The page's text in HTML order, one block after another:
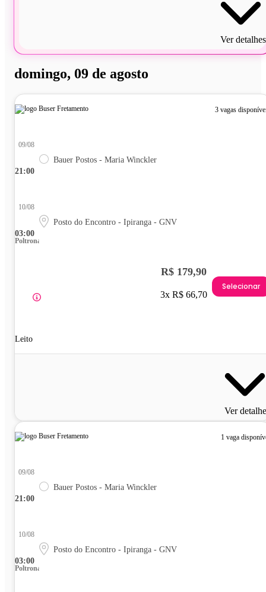
Ver detalhes
domingo, 09 de agosto
3 vagas
21:00
09/08
Bauer Postos - Maria Winckler
03:00
10/08
Posto do Encontro - Ipiranga - GNV
Poltrona
Leito
R$ 179,90
3x R$ 66,70
Selecionar
Ver
1 vaga
21:00
09/08
Bauer Postos - Maria Winckler
03:00
10/08
Posto do Encontro - Ipiranga - GNV
Poltrona